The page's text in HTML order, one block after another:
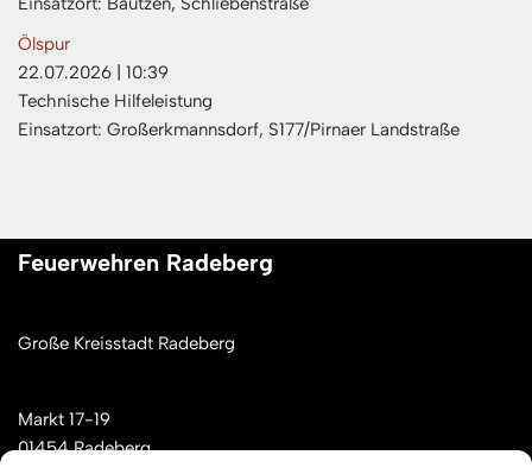
Ölspur
22.07.2026
10:39
Technische Hilfeleistung
Einsatzort: Großerkmannsdorf, S177/Pirnaer Landstraße
Feuerwehren Radeberg
Große Kreisstadt Radeberg
Markt 17-19
01454 Radeberg